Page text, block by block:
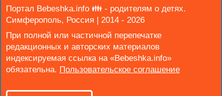
Портал Bebeshka.info 👪 - родителям о детях.
Симферополь, Россия | 2014 - 2026
При полной или частичной перепечатке
редакционных и авторских материалов
индексируемая ссылка на «Bebeshka.info»
обязательна.